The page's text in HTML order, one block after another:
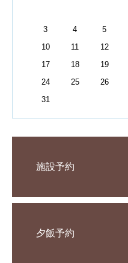
3
4 5
10
11 12
17
18 19
24
25 26
31
施設予約
夕飯予約